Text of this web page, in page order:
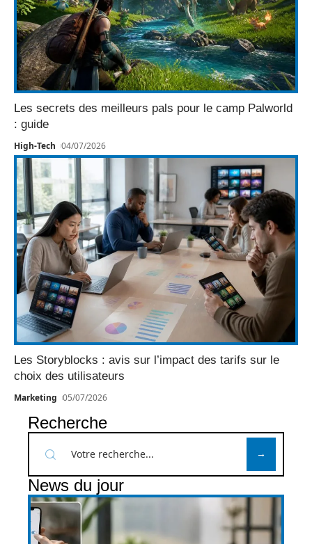
Les secrets des meilleurs pals pour le camp Palworld
: guide
High-Tech 04/07/2026
Les Storyblocks : avis sur l’impact des tarifs sur le
choix des utilisateurs
Marketing 05/07/2026
Recherche
News du jour